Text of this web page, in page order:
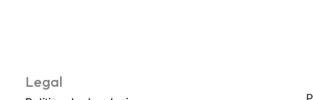
Legal